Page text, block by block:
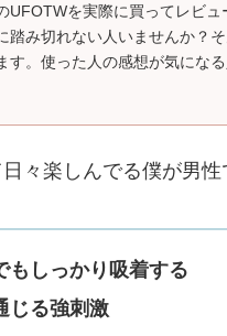
UFOTWを実際に買ってレビ
踏み切れない人いませんか？
す。使った人の感想が気にな
々楽しんでる僕が男性
もしっかり吸着する
じる強刺激